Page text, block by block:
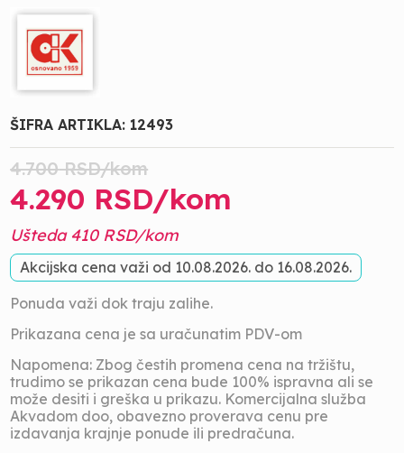
ŠIFRA ARTIKLA: 12493
4.700RSD/kom
4.290 RSD/kom
Ušteda 410RSD/kom
Akcijska cena važi od 10.08.2026. do 16.08.2026.
Ponuda važi dok traju zalihe.
Prikazana cena je sa uračunatim PDV-om
Napomena: Zbog čestih promena cena na tržištu,
trudimo se prikazan cena bude 100% ispravna ali se
može desiti i greška u prikazu. Komercijalna služba
Akvadom doo, obavezno proverava cenu pre
izdavanja krajnje ponude ili predračuna.